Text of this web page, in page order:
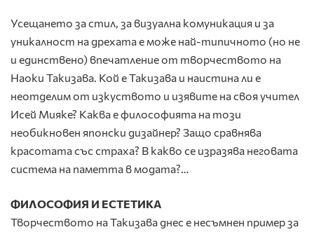
Усещането за стил, за визуална комуникация и за
уникалност на дрехата е може най-типичното (но не
и единствено) впечатление от творчеството на
Наоки Такизава. Кой е Такизава и наистина ли е
неотделим от изкуството и изявите на своя учител
Исей Мияке? Каква е философията на този
необикновен японски дизайнер? Защо сравнява
красотата със страха? В какво се изразява неговата
система на паметта в модата?…
ФИЛОСОФИЯ И ЕСТЕТИКА
Творчеството на Такизава днес е несъмнен пример за